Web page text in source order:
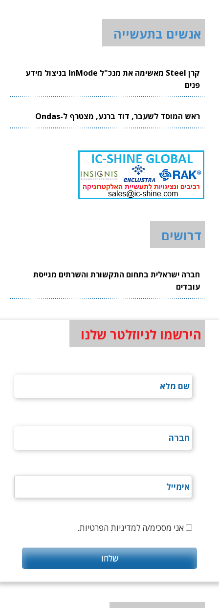
אנשים בתעשייה
קרן Steel מאשימה את מנכ"ל InMode בניצול מידע
פנים
ראש המוסד לשעבר, דוד ברנע, מצטרף ל-Ondas
דרושים
חברה ישראלית בתחום התקשורת והשרתים מגייסת
עובדים
הירשמו לניוזלטר שלנו
אני מסכימ/ה למדיניות הפרטיות.